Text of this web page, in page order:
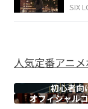
SIX
人気定番アニメ
初心者向
オフィシャル